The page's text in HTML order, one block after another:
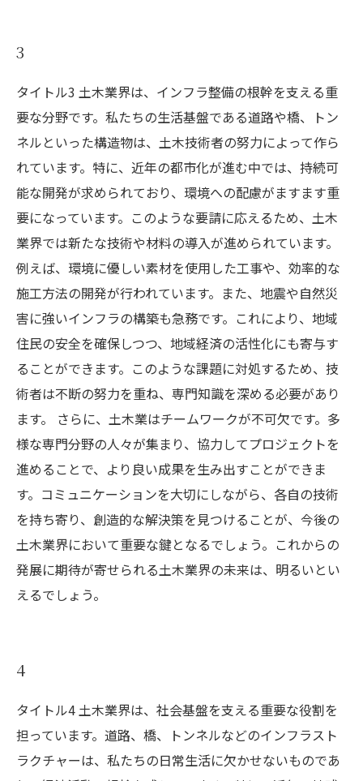
3
タイトル3 土木業界は、インフラ整備の根幹を支える重
要な分野です。私たちの生活基盤である道路や橋、トン
ネルといった構造物は、土木技術者の努力によって作ら
れています。特に、近年の都市化が進む中では、持続可
能な開発が求められており、環境への配慮がますます重
要になっています。このような要請に応えるため、土木
業界では新たな技術や材料の導入が進められています。
例えば、環境に優しい素材を使用した工事や、効率的な
施工方法の開発が行われています。また、地震や自然災
害に強いインフラの構築も急務です。これにより、地域
住民の安全を確保しつつ、地域経済の活性化にも寄与す
ることができます。このような課題に対処するため、技
術者は不断の努力を重ね、専門知識を深める必要があり
ます。 さらに、土木業はチームワークが不可欠です。多
様な専門分野の人々が集まり、協力してプロジェクトを
進めることで、より良い成果を生み出すことができま
す。コミュニケーションを大切にしながら、各自の技術
を持ち寄り、創造的な解決策を見つけることが、今後の
土木業界において重要な鍵となるでしょう。これからの
発展に期待が寄せられる土木業界の未来は、明るいとい
えるでしょう。
4
タイトル4 土木業界は、社会基盤を支える重要な役割を
担っています。道路、橋、トンネルなどのインフラスト
ラクチャーは、私たちの日常生活に欠かせないものであ